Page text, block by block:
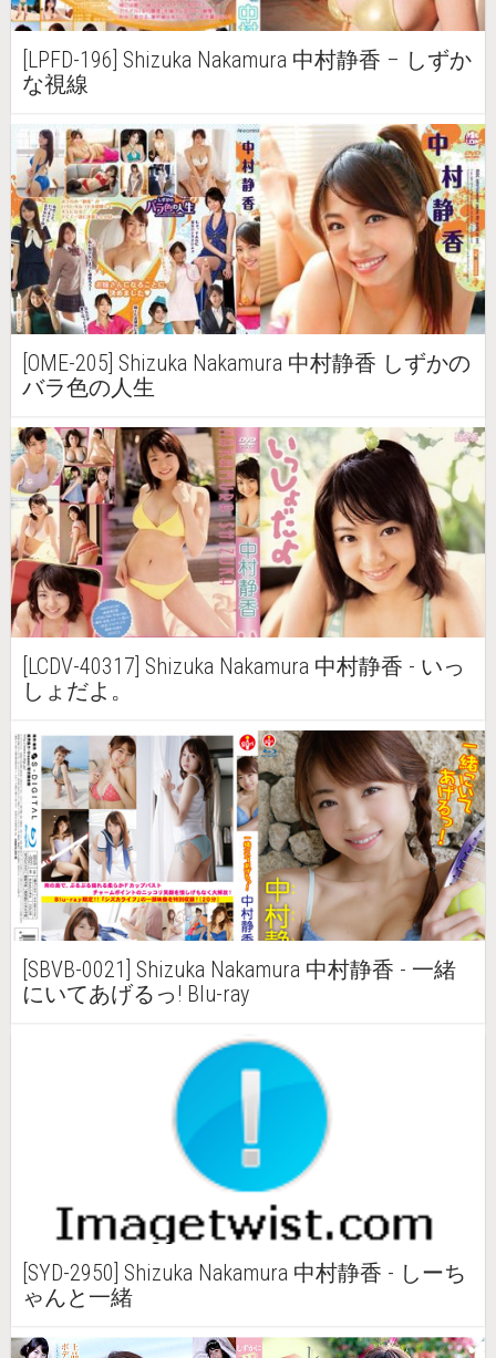
[LPFD-196] Shizuka Nakamura 中村静香 – しずか
な視線
[OME-205] Shizuka Nakamura 中村静香 しずかの
バラ色の人生
[LCDV-40317] Shizuka Nakamura 中村静香 - いっ
しょだよ。
[SBVB-0021] Shizuka Nakamura 中村静香 - 一緒
にいてあげるっ! Blu-ray
[SYD-2950] Shizuka Nakamura 中村静香 - しーち
ゃんと一緒